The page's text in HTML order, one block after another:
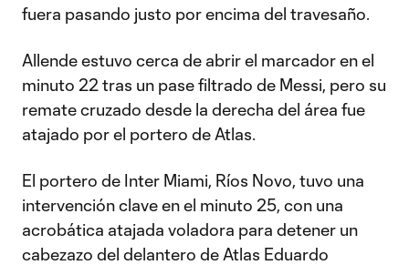
fuera pasando justo por encima del travesaño.
Allende estuvo cerca de abrir el marcador en el
minuto 22 tras un pase filtrado de Messi, pero su
remate cruzado desde la derecha del área fue
atajado por el portero de Atlas.
El portero de Inter Miami, Ríos Novo, tuvo una
intervención clave en el minuto 25, con una
acrobática atajada voladora para detener un
cabezazo del delantero de Atlas Eduardo